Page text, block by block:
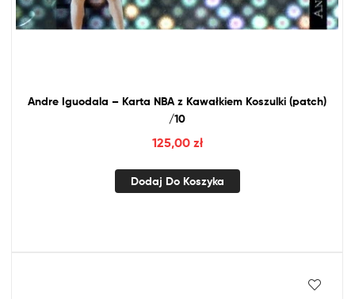
Andre Iguodala – Karta NBA z Kawałkiem Koszulki (patch)
/10
125,00 zł
Dodaj Do Koszyka